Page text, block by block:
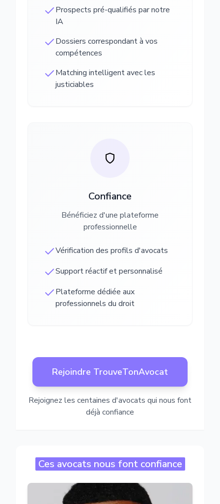
Prospects pré-qualifiés par notre
IA
Dossiers correspondant à vos
compétences
Matching intelligent avec les
justiciables
Confiance
Bénéficiez d'une plateforme
professionnelle
Vérification des profils d'avocats
Support réactif et personnalisé
Plateforme dédiée aux
professionnels du droit
Rejoindre TrouveTonAvocat
Rejoignez les centaines d'avocats qui nous font
déjà confiance
Ces avocats nous font confiance